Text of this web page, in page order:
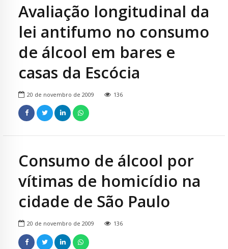
Avaliação longitudinal da
lei antifumo no consumo
de álcool em bares e
casas da Escócia
20 de novembro de 2009 136
Consumo de álcool por
vítimas de homicídio na
cidade de São Paulo
20 de novembro de 2009 136